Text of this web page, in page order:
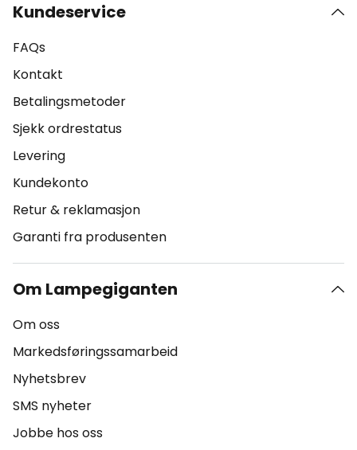
Kundeservice
FAQs
Kontakt
Betalingsmetoder
Sjekk ordrestatus
Levering
Kundekonto
Retur & reklamasjon
Garanti fra produsenten
Om Lampegiganten
Om oss
Markedsføringssamarbeid
Nyhetsbrev
SMS nyheter
Jobbe hos oss